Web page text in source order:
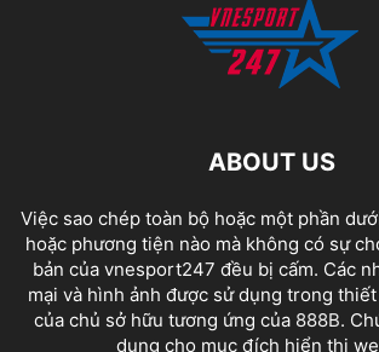
ABOUT US
Việc sao chép toàn bộ hoặc một phần
hoặc phương tiện nào mà không có sự
bản của vnesport247 đều bị cấm. Các
mại và hình ảnh được sử dụng trong
của chủ sở hữu tương ứng của 888B.
dụng cho mục đích hiển thị